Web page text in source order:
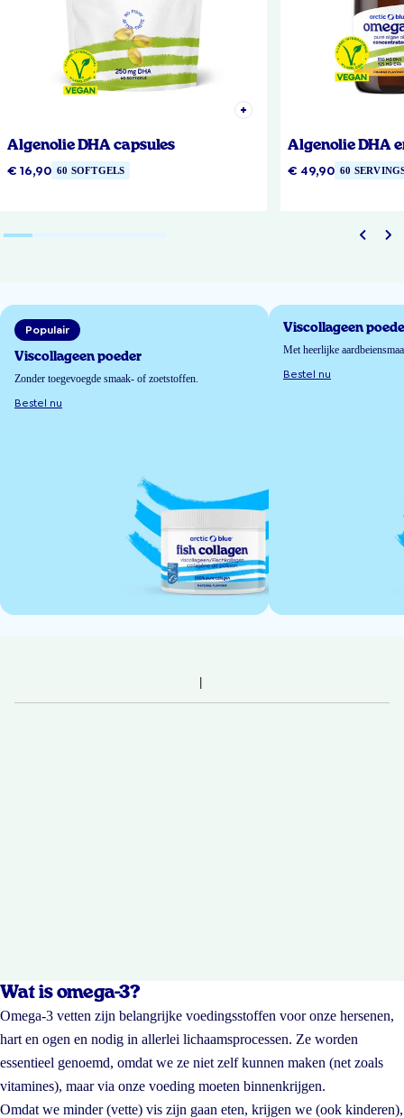
Algenolie DHA capsules
€ 16,90 60 SOFTGELS
Algenolie DHA
€ 49,90 60
Populair
Viscollageen poeder
Zonder toegevoegde smaak- of zoetstoffen.
Bestel nu
Viscollageen
Met heerlijke
Bestel nu
Wat is omega-3?
Omega-3 vetten zijn belangrijke voedingsstoffen voor onze hersenen,
hart en ogen en nodig in allerlei lichaamsprocessen. Ze worden
essentieel genoemd, omdat we ze niet zelf kunnen maken (net zoals
vitamines), maar via onze voeding moeten binnenkrijgen.
Omdat we minder (vette) vis zijn gaan eten, krijgen we (ook kinderen),